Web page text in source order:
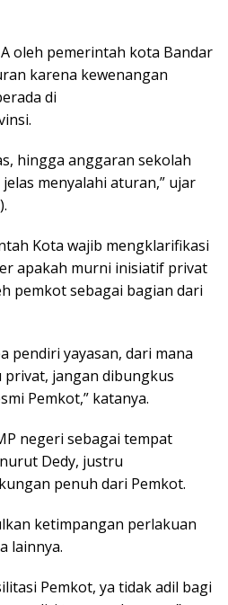
oleh pemerintah kota Bandar
karena kewenangan
di
hingga anggaran sekolah
menyalahi aturan,” ujar
Kota wajib mengklarifikasi
apakah murni inisiatif privat
pemkot sebagai bagian dari
pendiri yayasan, dari mana
privat, jangan dibungkus
Pemkot,” katanya.
negeri sebagai tempat
Dedy, justru
penuh dari Pemkot.
ketimpangan perlakuan
lainnya.
Pemkot, ya tidak adil bagi